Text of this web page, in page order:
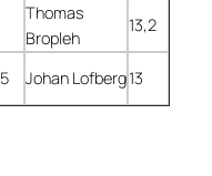
Thomas
Bropleh
13,2
Johan Lofberg13